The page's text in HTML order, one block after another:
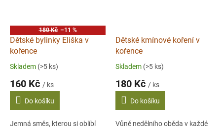
180 Kč –11 %
Dětské bylinky Eliška v
kořence
Skladem (>5 ks)
160 Kč / ks
Do košíku
Jemná směs, kterou si oblíbí
Dětské kmínové koření v
kořence
Skladem (>5 ks)
180 Kč / ks
Do košíku
Vůně nedělního oběda v každé